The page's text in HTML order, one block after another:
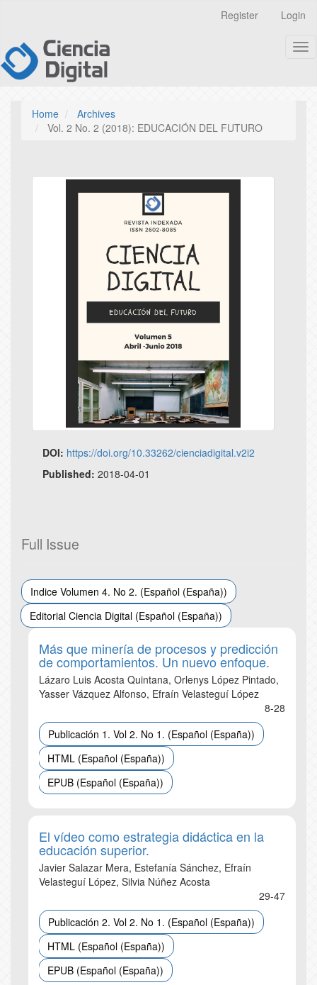
page
content
Main
Content
Sidebar
Register Login
Home
Archives
Vol. 2 No. 2 (2018): EDUCACIÓN DEL FUTURO
DOI: https://doi.org/10.33262/cienciadigital.v2i2
Published: 2018-04-01
Full Issue
Indice Volumen 4. No 2. (Español (España))
Editorial Ciencia Digital (Español (España))
Más que minería de procesos y predicción
de comportamientos. Un nuevo enfoque.
Lázaro Luis Acosta Quintana, Orlenys López Pintado,
Yasser Vázquez Alfonso, Efraín Velasteguí López
8-28
Publicación 1. Vol 2. No 1. (Español (España))
HTML (Español (España))
EPUB (Español (España))
El vídeo como estrategia didáctica en la
educación superior.
Javier Salazar Mera, Estefanía Sánchez, Efraín
Velasteguí López, Silvia Núñez Acosta
29-47
Publicación 2. Vol 2. No 1. (Español (España))
HTML (Español (España))
EPUB (Español (España))